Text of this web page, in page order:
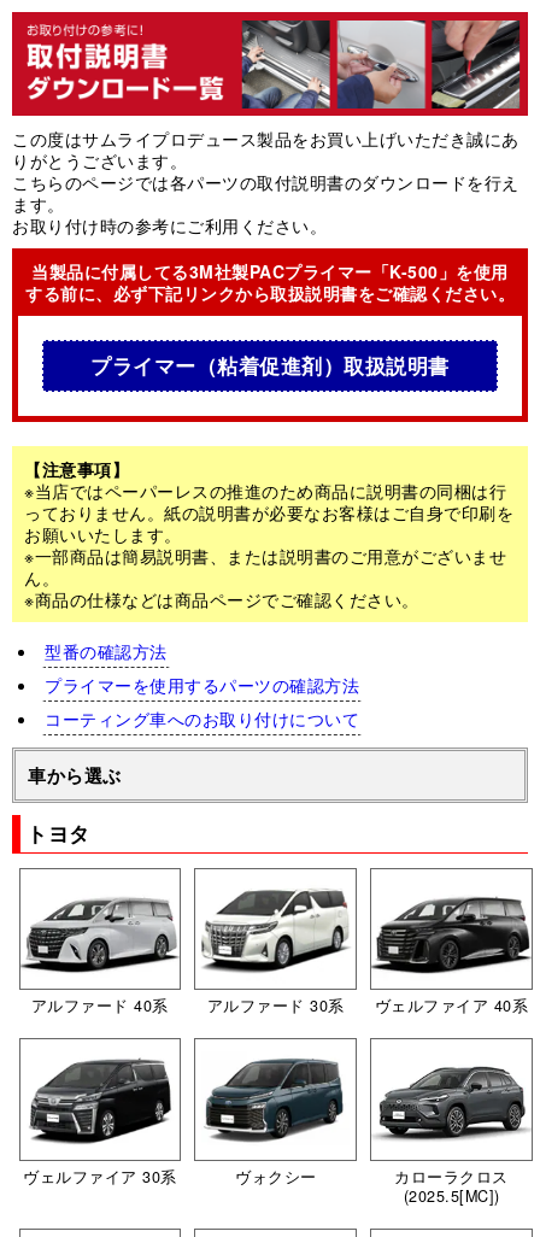
この度はサムライプロデュース製品をお買い上げいただき誠にあ
りがとうございます。
こちらのページでは各パーツの取付説明書のダウンロードを行え
ます。
お取り付け時の参考にご利用ください。
当製品に付属してる3M社製PACプライマー「K-500」を使用
する前に、必ず下記リンクから取扱説明書をご確認ください。
プライマー（粘着促進剤）取扱説明書
【注意事項】
※当店ではペーパーレスの推進のため商品に説明書の同梱は行
っておりません。紙の説明書が必要なお客様はご自身で印刷を
お願いいたします。
※一部商品は簡易説明書、または説明書のご用意がございませ
ん。
※商品の仕様などは商品ページでご確認ください。
型番の確認方法
プライマーを使用するパーツの確認方法
コーティング車へのお取り付けについて
車から選ぶ
トヨタ
アルファード 40系 アルファード 30系 ヴェルファイア 40系
ヴェルファイア 30系 ヴォクシー
カローラクロス
(2025.5[MC])